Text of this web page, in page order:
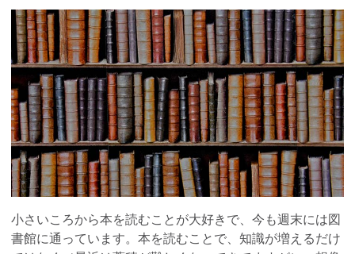
小さいころから本を読むことが大好きで、今も週末には図
書館に通っています。本を読むことで、知識が増えるだけ